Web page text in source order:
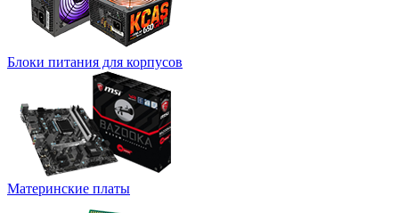
Блоки питания для корпусов
Материнские платы